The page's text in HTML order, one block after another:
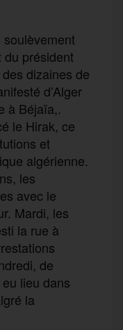
soulèvement
du président
dizaines de
d’Alger
à Béjaïa,.
le Hirak, ce
et
algérienne.
les
avec le
Mardi, les
la rue à
de
lieu dans
la